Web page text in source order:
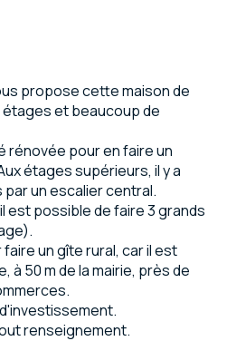
propose cette maison de
étages et beaucoup de
rénovée pour en faire un
étages supérieurs, il y a
un escalier central.
est possible de faire 3 grands
un gîte rural, car il est
à 50 m de la mairie, près de
renseignement.